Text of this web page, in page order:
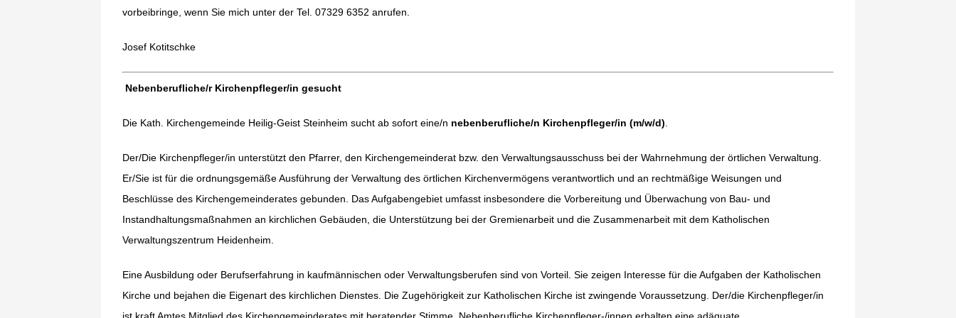
vorbeibringe, wenn Sie mich unter der Tel. 07329 6352 anrufen.
Josef Kotitschke
Nebenberufliche/r Kirchenpfleger/in gesucht
Die Kath. Kirchengemeinde Heilig-Geist Steinheim sucht ab sofort eine/n nebenberufliche/n Kirchenpfleger/in (m/w/d).
Der/Die Kirchenpfleger/in unterstützt den Pfarrer, den Kirchengemeinderat bzw. den Verwaltungsausschuss bei der Wahrnehmung der örtlichen Verwaltung.
Er/Sie ist für die ordnungsgemäße Ausführung der Verwaltung des örtlichen Kirchenvermögens verantwortlich und an rechtmäßige Weisungen und
Beschlüsse des Kirchengemeinderates gebunden. Das Aufgabengebiet umfasst insbesondere die Vorbereitung und Überwachung von Bau- und
Instandhaltungsmaßnahmen an kirchlichen Gebäuden, die Unterstützung bei der Gremienarbeit und die Zusammenarbeit mit dem Katholischen
Verwaltungszentrum Heidenheim.
Eine Ausbildung oder Berufserfahrung in kaufmännischen oder Verwaltungsberufen sind von Vorteil. Sie zeigen Interesse für die Aufgaben der Katholischen
Kirche und bejahen die Eigenart des kirchlichen Dienstes. Die Zugehörigkeit zur Katholischen Kirche ist zwingende Voraussetzung. Der/die Kirchenpfleger/in